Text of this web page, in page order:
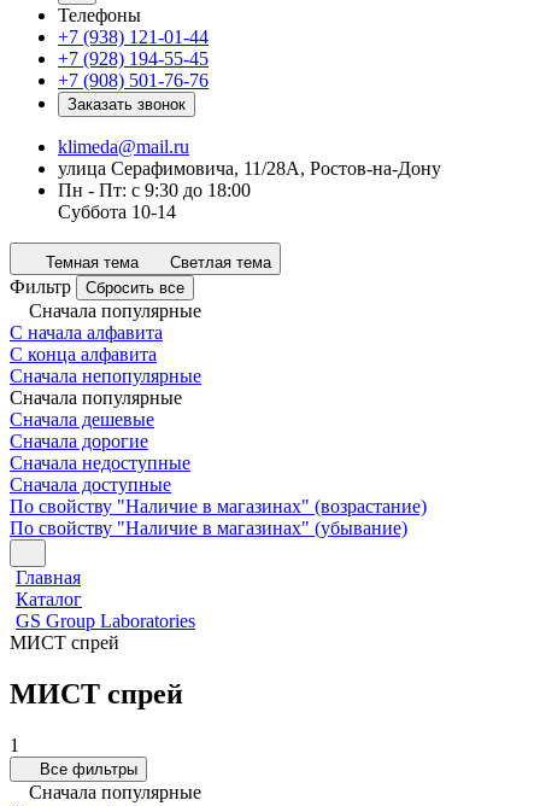
Телефоны
+7 (938) 121-01-44
+7 (928) 194-55-45
+7 (908) 501-76-76
Заказать звонок
klimeda@mail.ru
улица Серафимовича, 11/28А, Ростов-на-Дону
Пн - Пт: с 9:30 до 18:00
Суббота 10-14
Темная тема Светлая тема
Фильтр Сбросить все
Сначала популярные
С начала алфавита
С конца алфавита
Сначала непопулярные
Сначала популярные
Сначала дешевые
Сначала дорогие
Сначала недоступные
Сначала доступные
По свойству "Наличие в магазинах" (возрастание)
По свойству "Наличие в магазинах" (убывание)
Главная
Каталог
GS Group Laboratories
МИСТ спрей
МИСТ спрей
1
Все фильтры
Сначала популярные